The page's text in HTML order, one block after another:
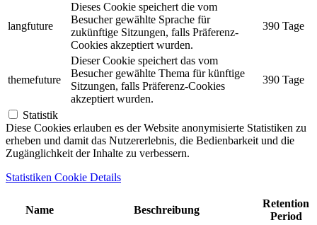
langfuture
Dieses Cookie speichert die vom
Besucher gewählte Sprache für
zukünftige Sitzungen, falls Präferenz-
Cookies akzeptiert wurden.
390 Tage
themefuture
Dieser Cookie speichert das vom
Besucher gewählte Thema für künftige
Sitzungen, falls Präferenz-Cookies
akzeptiert wurden.
390 Tage
Statistik
Diese Cookies erlauben es der Website anonymisierte Statistiken zu
erheben und damit das Nutzererlebnis, die Bedienbarkeit und die
Zugänglichkeit der Inhalte zu verbessern.
Statistiken Cookie Details
Name Beschreibung
Retention
Period